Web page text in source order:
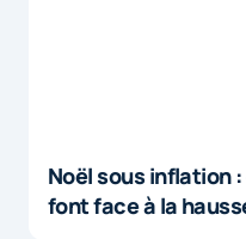
Noël sous inflation
font face à la